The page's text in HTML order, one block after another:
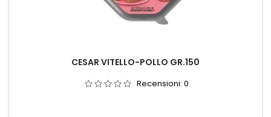
CESAR VITELLO-POLLO GR.150
Recensioni: 0